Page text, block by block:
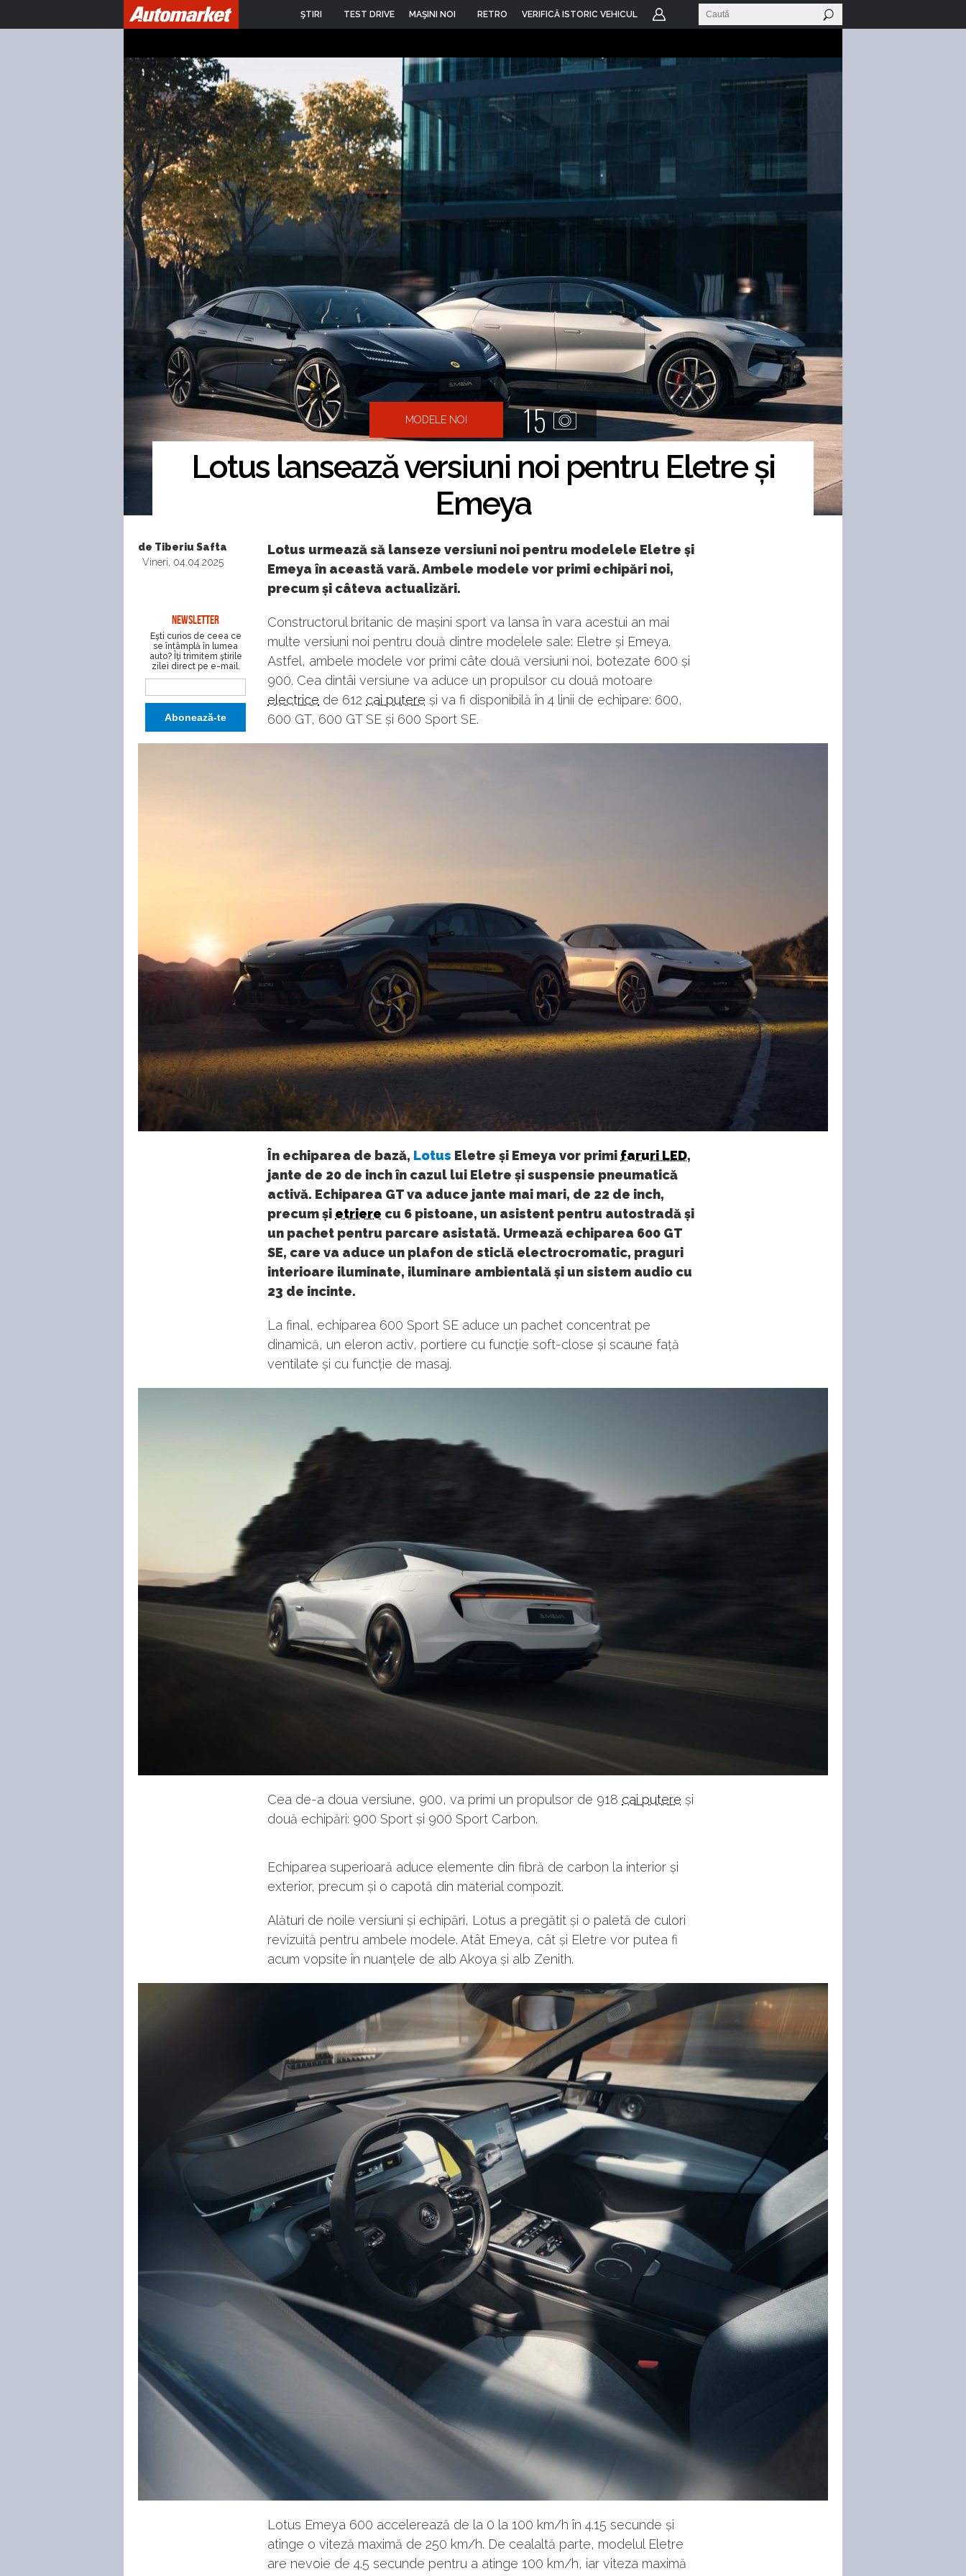
ŞTIRI TEST DRIVE MAŞINI NOI RETRO VERIFICĂ ISTORIC VEHICUL
MODELE NOI 15
Lotus lansează versiuni noi pentru Eletre și
Emeya
de Tiberiu Safta
Vineri, 04.04.2025
NEWSLETTER
Eşti curios de ceea ce
se întâmplă în lumea
auto? Îţi trimitem ştirile
zilei direct pe e-mail.
Lotus urmează să lanseze versiuni noi pentru modelele Eletre și
Emeya în această vară. Ambele modele vor primi echipări noi,
precum și câteva actualizări.
Constructorul britanic de mașini sport va lansa în vara acestui an mai
multe versiuni noi pentru două dintre modelele sale: Eletre și Emeya.
Astfel, ambele modele vor primi câte două versiuni noi, botezate 600 și
900. Cea dintâi versiune va aduce un propulsor cu două motoare
electrice de 612 cai putere și va fi disponibilă în 4 linii de echipare: 600,
600 GT, 600 GT SE și 600 Sport SE.
În echiparea de bază, Lotus Eletre și Emeya vor primi faruri LED,
jante de 20 de inch în cazul lui Eletre și suspensie pneumatică
activă. Echiparea GT va aduce jante mai mari, de 22 de inch,
precum și etriere cu 6 pistoane, un asistent pentru autostradă și
un pachet pentru parcare asistată. Urmează echiparea 600 GT
SE, care va aduce un plafon de sticlă electrocromatic, praguri
interioare iluminate, iluminare ambientală și un sistem audio cu
23 de incinte.
La final, echiparea 600 Sport SE aduce un pachet concentrat pe
dinamică, un eleron activ, portiere cu funcție soft-close și scaune față
ventilate și cu funcție de masaj.
Cea de-a doua versiune, 900, va primi un propulsor de 918 cai putere și
două echipări: 900 Sport și 900 Sport Carbon.
Echiparea superioară aduce elemente din fibră de carbon la interior și
exterior, precum și o capotă din material compozit.
Alături de noile versiuni și echipări, Lotus a pregătit și o paletă de culori
revizuită pentru ambele modele. Atât Emeya, cât și Eletre vor putea fi
acum vopsite în nuanțele de alb Akoya și alb Zenith.
Lotus Emeya 600 accelerează de la 0 la 100 km/h în 4.15 secunde și
atinge o viteză maximă de 250 km/h. De cealaltă parte, modelul Eletre
are nevoie de 4.5 secunde pentru a atinge 100 km/h, iar viteza maximă